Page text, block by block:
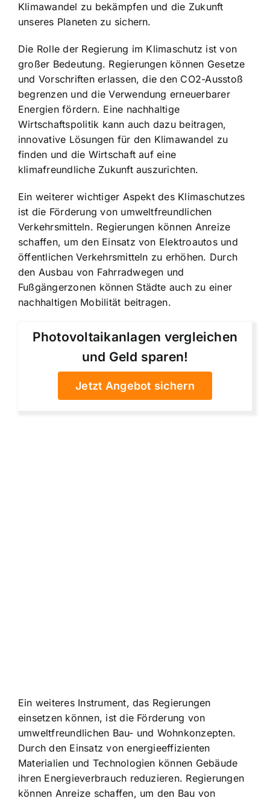
Klimawandel zu bekämpfen und die Zukunft
unseres Planeten zu sichern.
Die Rolle der Regierung im Klimaschutz ist von
großer Bedeutung. Regierungen können Gesetze
und Vorschriften erlassen, die den CO2-Ausstoß
begrenzen und die Verwendung erneuerbarer
Energien fördern. Eine nachhaltige
Wirtschaftspolitik kann auch dazu beitragen,
innovative Lösungen für den Klimawandel zu
finden und die Wirtschaft auf eine
klimafreundliche Zukunft auszurichten.
Ein weiterer wichtiger Aspekt des Klimaschutzes
ist die Förderung von umweltfreundlichen
Verkehrsmitteln. Regierungen können Anreize
schaffen, um den Einsatz von Elektroautos und
öffentlichen Verkehrsmitteln zu erhöhen. Durch
den Ausbau von Fahrradwegen und
Fußgängerzonen können Städte auch zu einer
nachhaltigen Mobilität beitragen.
Photovoltaikanlagen vergleichen
und Geld sparen!
Jetzt Angebot sichern
Ein weiteres Instrument, das Regierungen
einsetzen können, ist die Förderung von
umweltfreundlichen Bau- und Wohnkonzepten.
Durch den Einsatz von energieeffizienten
Materialien und Technologien können Gebäude
ihren Energieverbrauch reduzieren. Regierungen
können Anreize schaffen, um den Bau von